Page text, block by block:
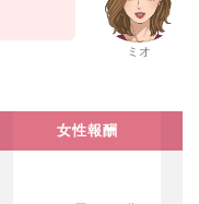
ミオ
女性報酬